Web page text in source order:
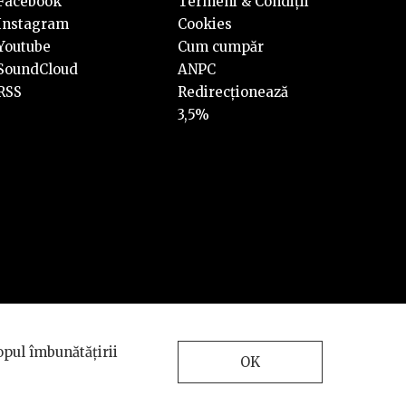
Cookies
Cum cumpăr
ANPC
Redirecționează
3,5%
INTERKORP
îmbunătățirii
OK